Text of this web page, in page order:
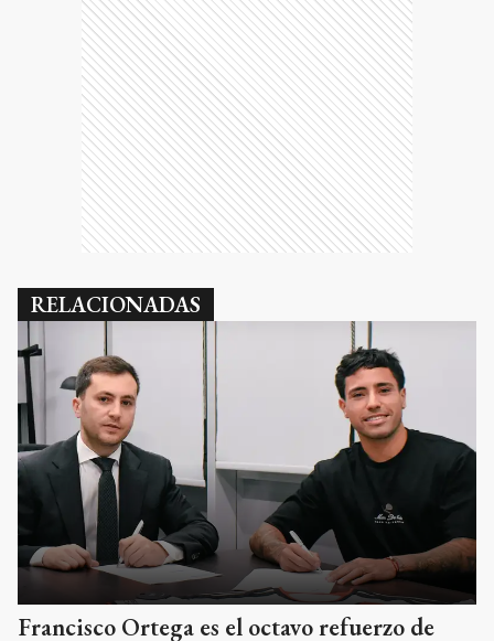
RELACIONADAS
Francisco Ortega es el octavo refuerzo de